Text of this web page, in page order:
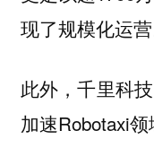
现了规模化运营
此外，千里科
加速Robotaxi领